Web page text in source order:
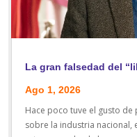
La gran falsedad del
Ago 1, 2026
Hace poco tuve el gusto
sobre la industria nacional,